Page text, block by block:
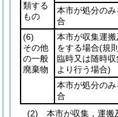
類する
もの
本市が処分の
合
(6)
その他
の一般
廃棄物
本市が収集運
をする場合(規
臨時又は随時収
より行う場合)
本市が処分の
合
(2) 本市が収集，運搬